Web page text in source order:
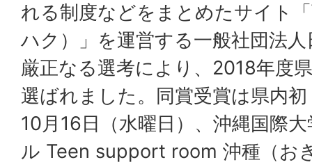
れる制度などをまとめたサイト
ハク）」を運営する一般社団法
厳正なる選考により、2018年度
選ばれました。同賞受賞は県内初
10月16日（水曜日）、沖縄国際
ル Teen support room 沖種（お